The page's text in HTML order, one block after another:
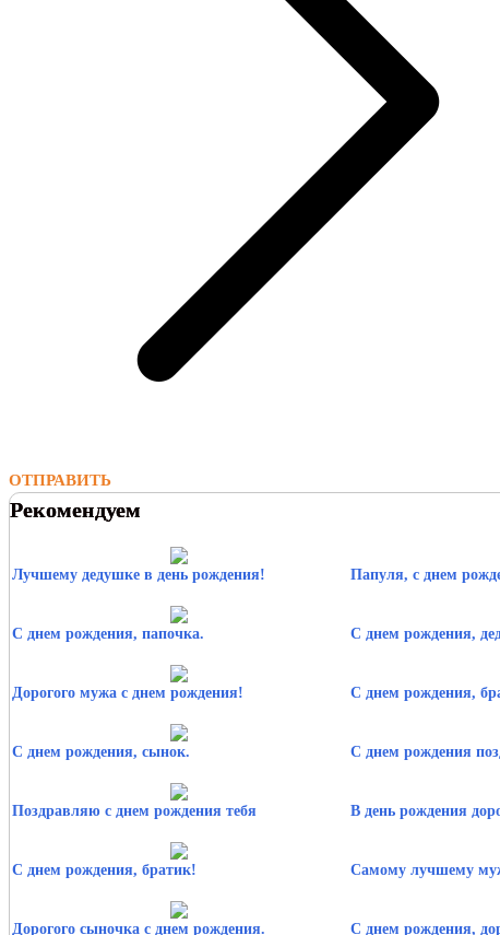
ОТПРАВИТЬ
Рекомендуем
Лучшему дедушке в день рождения! Папуля, с днем
С днем рождения, папочка. С днем рождения,
Дорогого мужа с днем рождения! С днем рождения,
С днем рождения, сынок. С днем рождения
Поздравляю с днем рождения тебя В день рождения
С днем рождения, братик! Самому лучшему
Дорогого сыночка с днем рождения. С днем рождения,